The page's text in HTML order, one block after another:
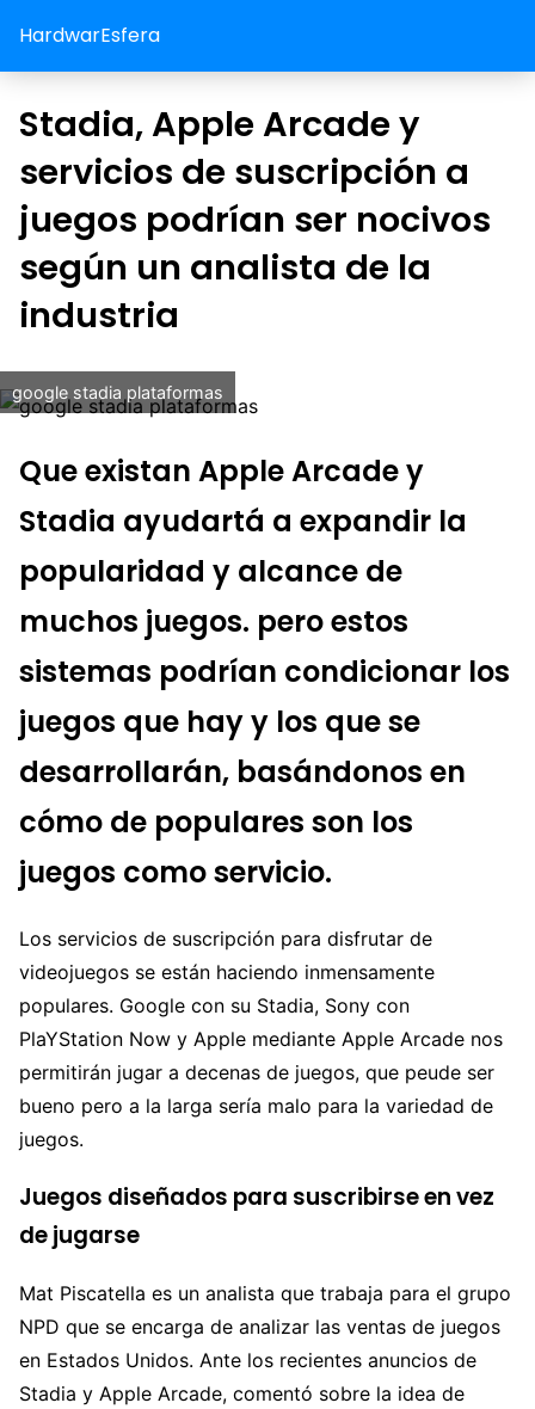
HardwarEsfera
Stadia, Apple Arcade y
servicios de suscripción a
juegos podrían ser nocivos
según un analista de la
industria
google stadia plataformas
Que existan Apple Arcade y
Stadia ayudartá a expandir la
popularidad y alcance de
muchos juegos. pero estos
sistemas podrían condicionar los
juegos que hay y los que se
desarrollarán, basándonos en
cómo de populares son los
juegos como servicio.
Los servicios de suscripción para disfrutar de
videojuegos se están haciendo inmensamente
populares. Google con su Stadia, Sony con
PlaYStation Now y Apple mediante Apple Arcade nos
permitirán jugar a decenas de juegos, que peude ser
bueno pero a la larga sería malo para la variedad de
juegos.
Juegos diseñados para suscribirse en vez
de jugarse
Mat Piscatella es un analista que trabaja para el grupo
NPD que se encarga de analizar las ventas de juegos
en Estados Unidos. Ante los recientes anuncios de
Stadia y Apple Arcade, comentó sobre la idea de